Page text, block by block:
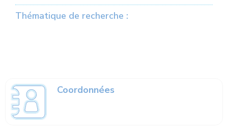
Thématique de recherche :
Coordonnées